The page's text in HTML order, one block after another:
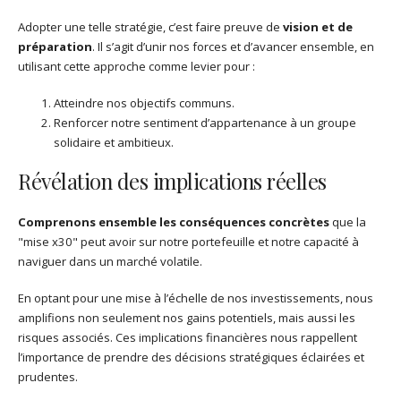
Adopter une telle stratégie, c’est faire preuve de vision et de
préparation. Il s’agit d’unir nos forces et d’avancer ensemble, en
utilisant cette approche comme levier pour :
Atteindre nos objectifs communs.
Renforcer notre sentiment d’appartenance à un groupe
solidaire et ambitieux.
Révélation des implications réelles
Comprenons ensemble les conséquences concrètesque la
"mise x30" peut avoir sur notre portefeuille et notre capacité à
naviguer dans un marché volatile.
En optant pour une mise à l’échelle de nos investissements, nous
amplifions non seulement nos gains potentiels, mais aussi les
risques associés. Ces implications financières nous rappellent
l’importance de prendre des décisions stratégiques éclairées et
prudentes.